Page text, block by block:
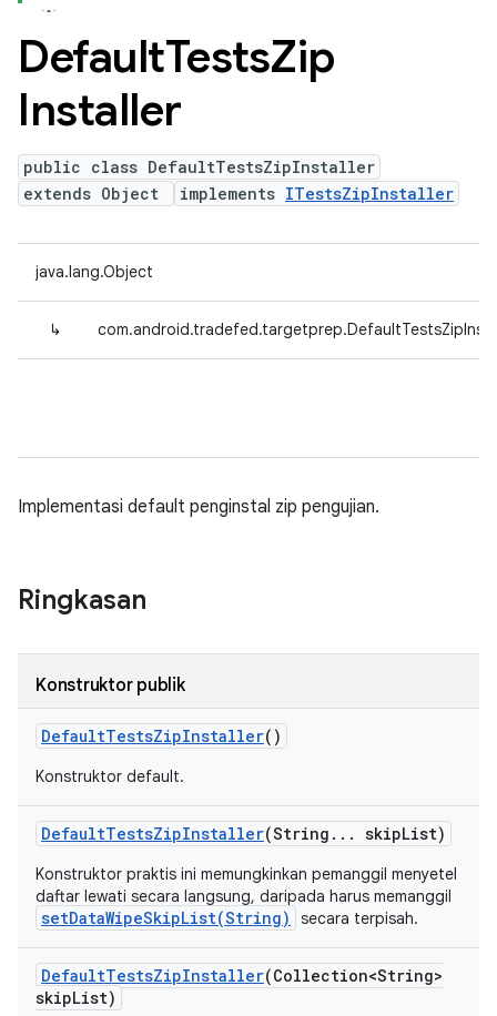
DefaultTestsZip
Installer
public class DefaultTestsZipInstaller
extends Object
implements ITestsZipInstaller
java.lang.Object
↳
Implementasi default penginstal zip pengujian.
Ringkasan
Konstruktor publik
DefaultTestsZipInstaller()
Konstruktor default.
DefaultTestsZipInstaller(String . . . skipList)
Konstruktor praktis ini memungkinkan pemanggil menyetel
daftar lewati secara langsung, daripada harus memanggil
setDataWipeSkipList(String) secara terpisah.
DefaultTestsZipInstaller(Collection<String>
skipList)